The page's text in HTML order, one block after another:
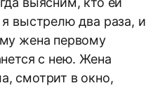
выстрелю два раза, и
жена первому
с нею. Жена
смотрит в окно,